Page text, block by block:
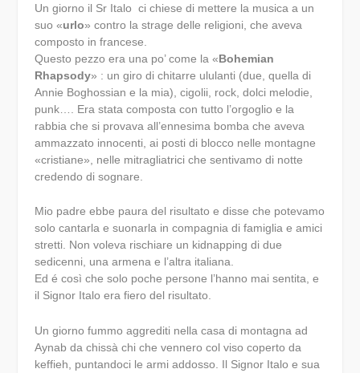
Un giorno il Sr Italo ci chiese di mettere la musica a un
suo «urlo» contro la strage delle religioni, che aveva
composto in francese.
Questo pezzo era una po’ come la «Bohemian
Rhapsody» : un giro di chitarre ululanti (due, quella di
Annie Boghossian e la mia), cigolii, rock, dolci melodie,
punk…. Era stata composta con tutto l’orgoglio e la
rabbia che si provava all’ennesima bomba che aveva
ammazzato innocenti, ai posti di blocco nelle montagne
«cristiane», nelle mitragliatrici che sentivamo di notte
credendo di sognare.
Mio padre ebbe paura del risultato e disse che potevamo
solo cantarla e suonarla in compagnia di famiglia e amici
stretti. Non voleva rischiare un kidnapping di due
sedicenni, una armena e l’altra italiana.
Ed é così che solo poche persone l’hanno mai sentita, e
il Signor Italo era fiero del risultato.
Un giorno fummo aggrediti nella casa di montagna ad
Aynab da chissà chi che vennero col viso coperto da
keffieh, puntandoci le armi addosso. Il Signor Italo e sua